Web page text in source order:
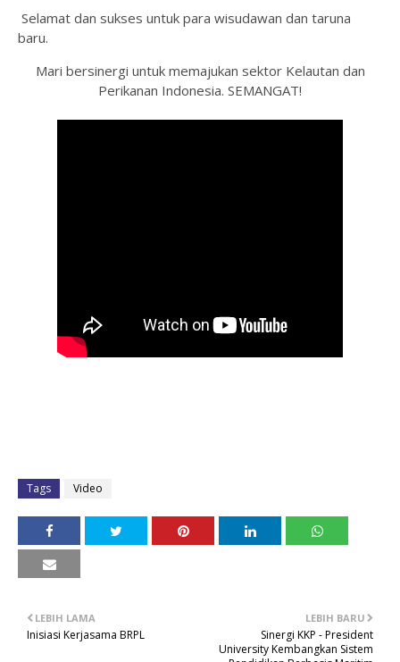
Selamat dan sukses untuk para wisudawan dan taruna
baru.
Mari bersinergi untuk memajukan sektor Kelautan dan
Perikanan Indonesia. SEMANGAT!
Tags Video
LEBIH BARU
Sinergi KKP - President
University Kembangkan Sistem
LEBIH LAMA
Inisiasi Kerjasama BRPL